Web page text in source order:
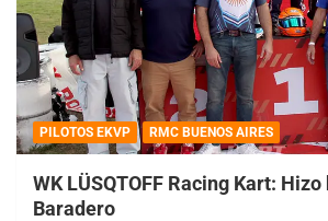
PILOTOS EKVP RMC BUENOS AIRES
WK LÜSQTOFF Racing Kart:
Baradero